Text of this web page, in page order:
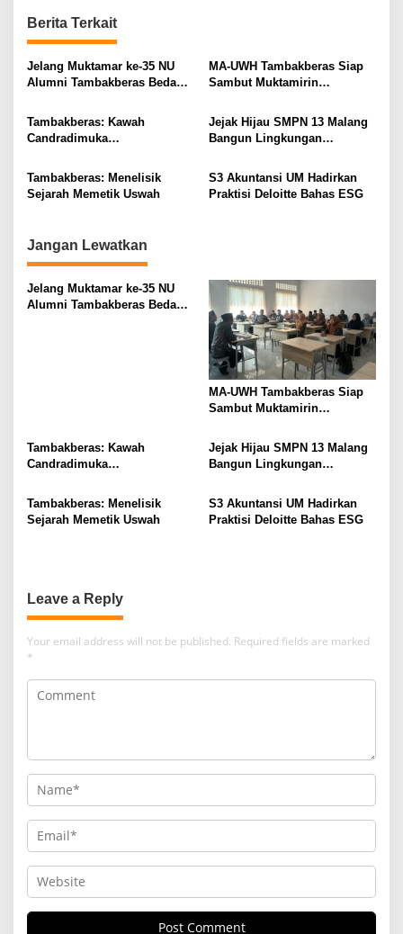
n
a
v
g
a
t
i
n
Berita Terkait
Jelang Muktamar ke-35 NU
Alumni Tambakberas Bedah
MA-UWH Tambakberas Siap
Sambut Muktamirin
Tambakberas: Kawah
Candradimuka
Ulama
Jejak Hijau SMPN 13 Malang
Bangun Lingkungan
Tambakberas: Menelisik
Sejarah Memetik Uswah
S3 Akuntansi UM Hadirkan
Praktisi Deloitte Bahas ESG
Jangan Lewatkan
Jelang Muktamar ke-35 NU
Alumni Tambakberas Bedah
MA-UWH Tambakberas Siap
Sambut Muktamirin
Tambakberas: Kawah
Candradimuka
Ulama
Jejak Hijau SMPN 13 Malang
Bangun Lingkungan
Tambakberas: Menelisik
Sejarah Memetik Uswah
S3 Akuntansi UM Hadirkan
Praktisi Deloitte Bahas ESG
Leave a Reply
Your email address will not be published. Required fields are marked
*